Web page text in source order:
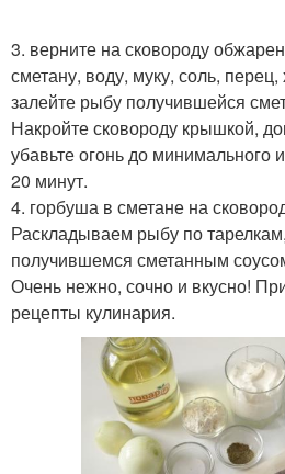
3. верните на сковороду
сметану, воду, муку, соль,
залейте рыбу получившейся
Накройте сковороду крышкой,
убавьте огонь до минимального
20 минут.
4. горбуша в сметане на
Раскладываем рыбу по
получившемся сметанным
Очень нежно, сочно и вкусно!
рецепты кулинария.